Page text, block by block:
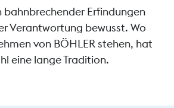
bahnbrechender Erfindungen
Verantwortung bewusst. Wo
von BÖHLER stehen, hat
eine lange Tradition.